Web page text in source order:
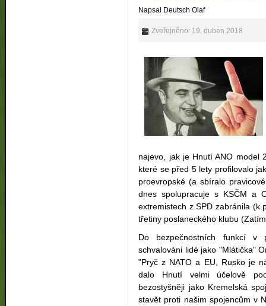
Napsal Deutsch Olaf
Zveřejněno: 19. duben 2018
najevo, jak je Hnutí ANO model
které se před 5 lety profilovalo
proevropské (a sbíralo
dnes spolupracuje s KSČM a
extremistech z SPD zabránila (k
třetiny poslaneckého klubu
Do bezpečnostních funkcí v
schvalováni lidé jako "Mlátička"
"Pryč z NATO a EU, Rusko je
dalo Hnutí velmi účelově
bezostyšněji jako Kremelská
stavět proti našim spojencům v